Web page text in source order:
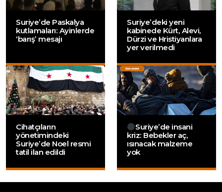
Suriye’de Paskalya
kutlamaları: Ayinlerde
‘barış’ mesajı
Suriye’deki yeni
kabinede Kürt, Alevi,
Dürzi ve Hristiyanlara
yer verilmedi
Cihatçıların
yönetimindeki
Suriye’de Noel resmi
tatil ilan edildi
Suriye’de insani
kriz: Bebekler aç,
ısınacak malzeme
yok